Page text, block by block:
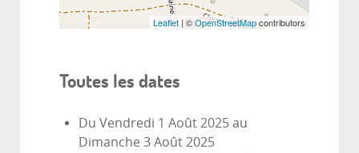
Leaflet | ©OpenStreetMapcontributors
Toutes les dates
Du Vendredi 1 Août 2025 au
Dimanche 3 Août 2025